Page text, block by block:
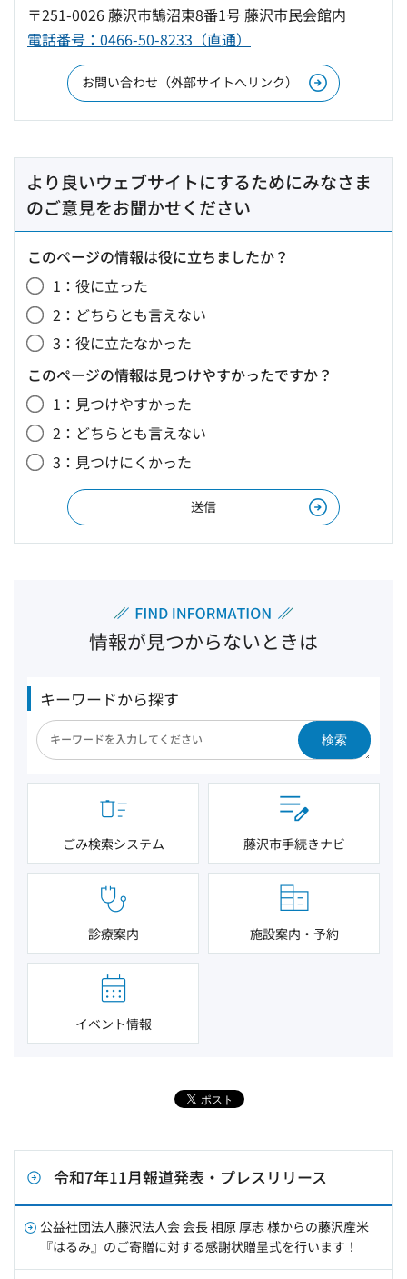
〒251-0026 藤沢市鵠沼東8番1号 藤沢市民会館内
電話番号：0466-50-8233（直通）
お問い合わせ（外部サイトへリンク）
より良いウェブサイトにするためにみなさま
のご意見をお聞かせください
このページの情報は役に立ちましたか？
1：役に立った
2：どちらとも言えない
3：役に立たなかった
このページの情報は見つけやすかったですか？
1：見つけやすかった
2：どちらとも言えない
3：見つけにくかった
情報が見つからないときは
キーワードから探す
検索
ごみ検索システム 藤沢市手続きナビ
診療案内 施設案内・予約
イベント情報
令和7年11月報道発表・プレスリリース
公益社団法人藤沢法人会 会長 相原 厚志 様からの藤沢産米
『はるみ』のご寄贈に対する感謝状贈呈式を行います！